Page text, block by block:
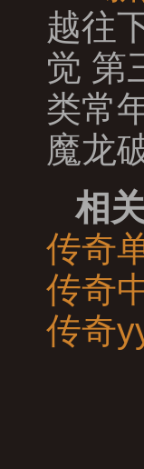
越往
觉 第
类常
魔龙
相
传奇
传奇
传奇